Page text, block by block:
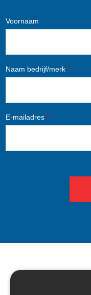
Voornaam
Naam bedrijf/merk *
E-mailadres *